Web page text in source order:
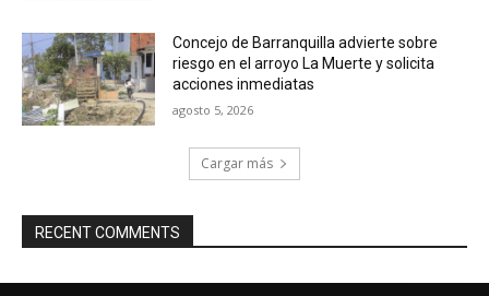
Concejo de Barranquilla advierte sobre
riesgo en el arroyo La Muerte y solicita
acciones inmediatas
agosto 5, 2026
Cargar más
RECENT COMMENTS